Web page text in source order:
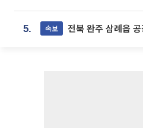
5. 속보 전북 완주 삼례읍